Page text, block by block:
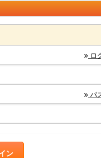
ロ
パ
ン